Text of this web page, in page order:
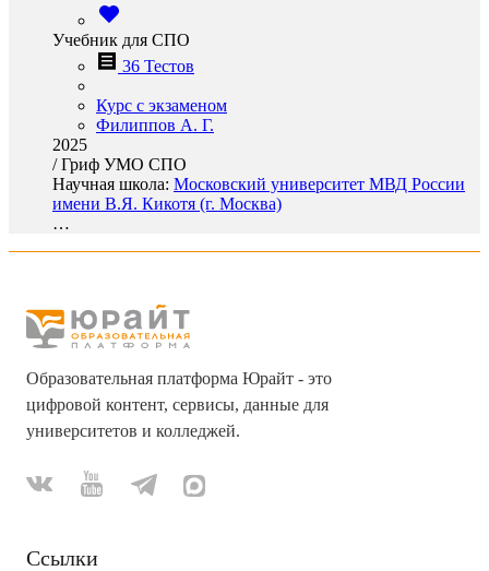
Учебник для СПО
36 Тестов
Курс с экзаменом
Филиппов А. Г.
2025
/Гриф УМО СПО
Научная школа: Московский университет МВД России
имени В.Я. Кикотя (г. Москва)
…
Образовательная платформа Юрайт - это
цифровой контент, сервисы, данные для
университетов и колледжей.
Ссылки